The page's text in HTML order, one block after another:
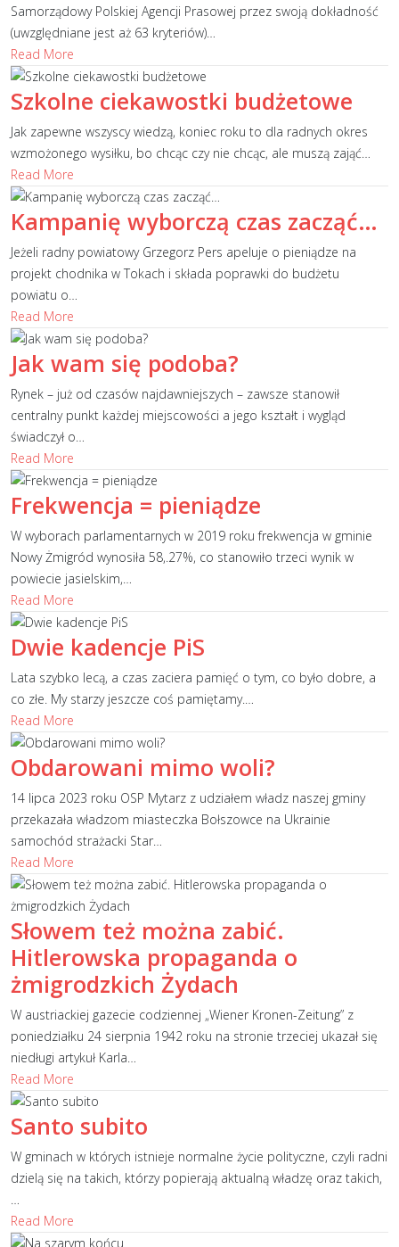
Samorządowy Polskiej Agencji Prasowej przez swoją dokładność
(uwzględniane jest aż 63 kryteriów)…
Read More
Szkolne ciekawostki budżetowe
Jak zapewne wszyscy wiedzą, koniec roku to dla radnych okres
wzmożonego wysiłku, bo chcąc czy nie chcąc, ale muszą zająć…
Read More
Kampanię wyborczą czas zacząć…
Jeżeli radny powiatowy Grzegorz Pers apeluje o pieniądze na
projekt chodnika w Tokach i składa poprawki do budżetu
powiatu o…
Read More
Jak wam się podoba?
Rynek – już od czasów najdawniejszych – zawsze stanowił
centralny punkt każdej miejscowości a jego kształt i wygląd
świadczył o…
Read More
Frekwencja = pieniądze
W wyborach parlamentarnych w 2019 roku frekwencja w gminie
Nowy Żmigród wynosiła 58,.27%, co stanowiło trzeci wynik w
powiecie jasielskim,…
Read More
Dwie kadencje PiS
Lata szybko lecą, a czas zaciera pamięć o tym, co było dobre, a
co złe. My starzy jeszcze coś pamiętamy.…
Read More
Obdarowani mimo woli?
14 lipca 2023 roku OSP Mytarz z udziałem władz naszej gminy
przekazała władzom miasteczka Bołszowce na Ukrainie
samochód strażacki Star…
Read More
Słowem też można zabić.
Hitlerowska propaganda o
żmigrodzkich Żydach
W austriackiej gazecie codziennej „Wiener Kronen-Zeitung” z
poniedziałku 24 sierpnia 1942 roku na stronie trzeciej ukazał się
niedługi artykuł Karla…
Read More
Santo subito
W gminach w których istnieje normalne życie polityczne, czyli radni
dzielą się na takich, którzy popierają aktualną władzę oraz takich,
…
Read More